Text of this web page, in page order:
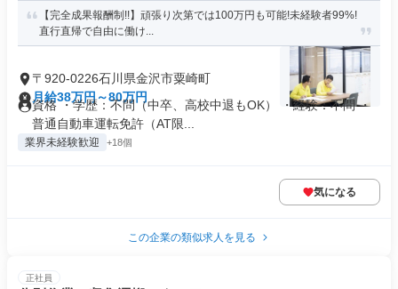
【完全成果報酬制!!】頑張り次第では100万円も可能!未経験者99%!
直行直帰で自由に働け...
〒920-0226石川県金沢市粟崎町
月給38万円～80万円
資格 ・学歴：不問（中卒、高校中退もOK） ・経験：不問 ・
普通自動車運転免許（AT限...
業界未経験歓迎 +18個
気になる
この企業の類似求人を見る
正社員